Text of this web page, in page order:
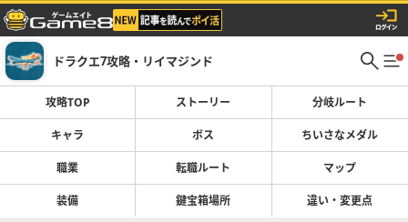
ドラクエ7攻略・リイマジンド
攻略TOP ストーリー 分岐ルート
キャラ ボス ちいさなメダル
職業 転職ルート マップ
装備 鍵宝箱場所 違い・変更点